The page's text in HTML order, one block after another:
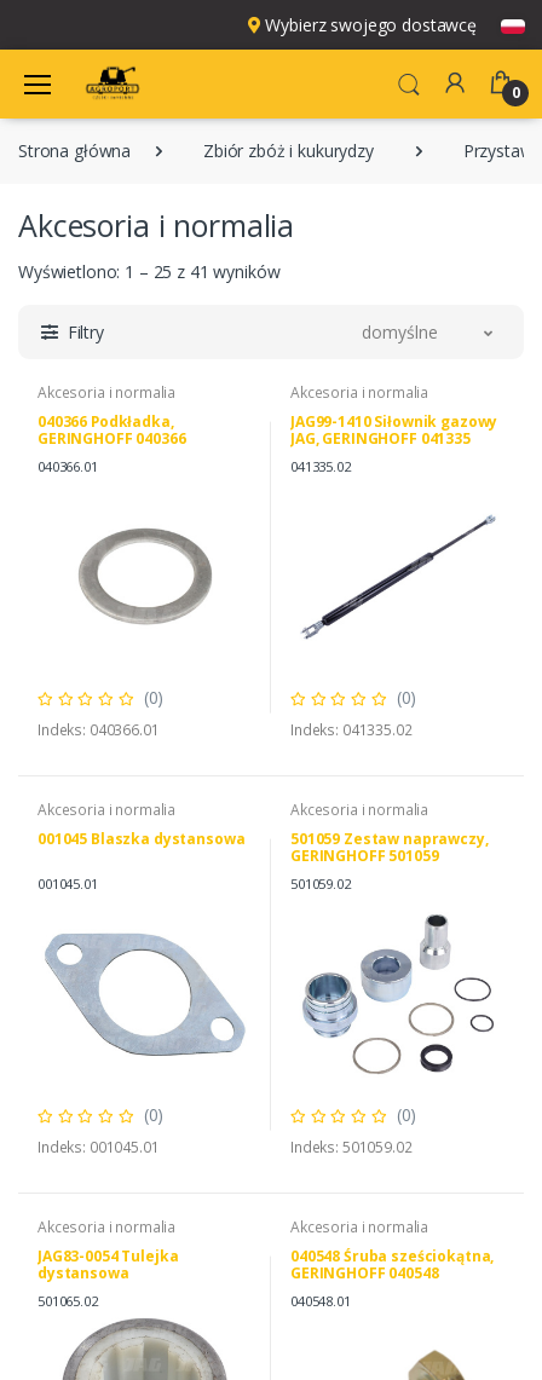
Wybierz swojego dostawcę
0
Strona główna Zbiór zbóż i kukurydzy
Akcesoria i normalia
Wyświetlono: 1 – 25 z 41 wyników
Filtry domyślne
Akcesoria i normalia
040366 Podkładka,
GERINGHOFF 040366
040366.01
(0)
Indeks: 040366.01
Akcesoria i normalia
JAG99-1410 Siłownik gazowy
JAG, GERINGHOFF 041335
041335.02
(0)
Indeks: 041335.02
Akcesoria i normalia
001045 Blaszka dystansowa
001045.01
(0)
Indeks: 001045.01
Akcesoria i normalia
501059 Zestaw naprawczy,
GERINGHOFF 501059
501059.02
(0)
Indeks: 501059.02
Akcesoria i normalia
JAG83-0054 Tulejka
dystansowa
501065.02
Akcesoria i normalia
040548 Śruba sześciokątna,
GERINGHOFF 040548
040548.01